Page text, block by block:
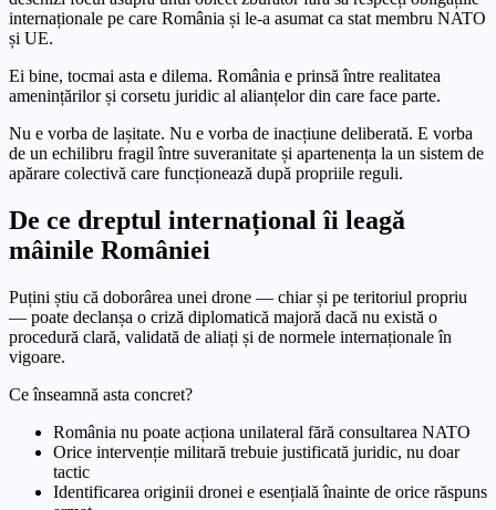
internaționale pe care România și le-a asumat ca stat membru NATO
și UE.
Ei bine, tocmai asta e dilema. România e prinsă între realitatea
amenințărilor și corsetu juridic al alianțelor din care face parte.
Nu e vorba de lașitate. Nu e vorba de inacțiune deliberată. E vorba
de un echilibru fragil între suveranitate și apartenența la un sistem de
apărare colectivă care funcționează după propriile reguli.
De ce dreptul internațional îi leagă
mâinile României
Puțini știu că doborârea unei drone — chiar și pe teritoriul propriu
— poate declanșa o criză diplomatică majoră dacă nu există o
procedură clară, validată de aliați și de normele internaționale în
vigoare.
Ce înseamnă asta concret?
România nu poate acționa unilateral fără consultarea NATO
Orice intervenție militară trebuie justificată juridic, nu doar
tactic
Identificarea originii dronei e esențială înainte de orice răspuns